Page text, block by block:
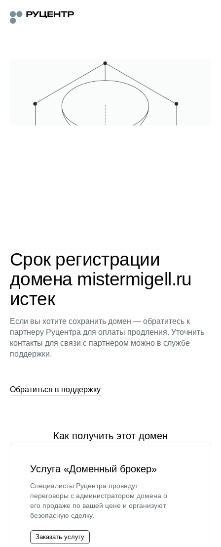
Срок регистрации
домена mistermigell.ru
истек
Если вы хотите сохранить домен — обратитесь к
партнеру Руцентра для оплаты продления. Уточнить
контакты для связи с партнером можно в службе
поддержки.
Обратиться в поддержку
Как получить этот домен
Услуга «Доменный брокер»
Специалисты Руцентра проведут
переговоры с администратором домена о
его продаже по вашей цене и организуют
безопасную сделку.
Заказать услугу